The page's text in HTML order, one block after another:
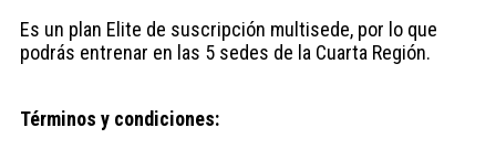
Es un plan Elite de suscripción multisede, por lo que
podrás entrenar en las 5 sedes de la Cuarta Región.
Términos y condiciones: